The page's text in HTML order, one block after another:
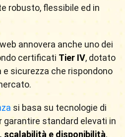
robusto, flessibile ed in
annovera anche uno dei
certificati Tier IV, dotato
sicurezza che rispondono
si basa su tecnologie di
garantire standard elevati in
scalabilità e disponibilità,